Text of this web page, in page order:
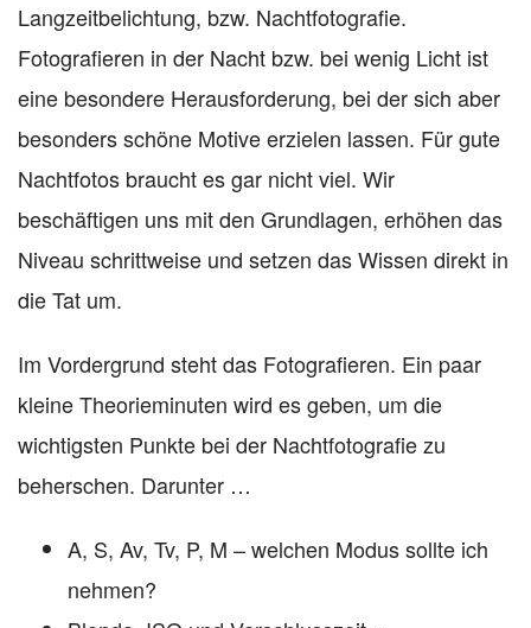
Langzeitbelichtung, bzw. Nachtfotografie.
Fotografieren in der Nacht bzw. bei wenig Licht ist
eine besondere Herausforderung, bei der sich aber
besonders schöne Motive erzielen lassen. Für gute
Nachtfotos braucht es gar nicht viel. Wir
beschäftigen uns mit den Grundlagen, erhöhen das
Niveau schrittweise und setzen das Wissen direkt in
die Tat um.
Im Vordergrund steht das Fotografieren. Ein paar
kleine Theorieminuten wird es geben, um die
wichtigsten Punkte bei der Nachtfotografie zu
beherschen. Darunter …
A, S, Av, Tv, P, M – welchen Modus sollte ich
nehmen?